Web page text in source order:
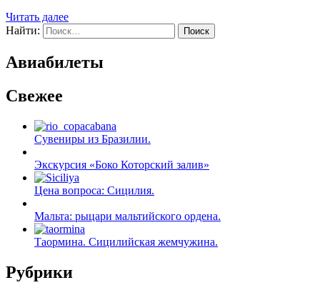
Читать далее
Найти:
Авиабилеты
Свежее
Сувениры из Бразилии.
Экскурсия «Боко Которский залив»
Цена вопроса: Сицилия.
Мальта: рыцари мальтийского ордена.
Таормина. Сицилийская жемчужина.
Рубрики